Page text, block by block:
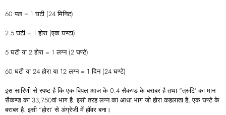
60 पल = 1 घटी (24 मिनिट)
2.5 घटी = 1 होरा (एक घण्टा)
5 घटी या 2 होरा = 1 लग्न (2 घण्टे)
60 घटी या 24 होरा या 12 लग्न = 1 दिन (24 घण्टे)
इस सारिणी से स्पष्ट है कि एक विपल आज के 0.4 सैकण्ड के बराबर है तथा “त्रुटि’ का मान
सैकण्ड का 33,750वां भाग है. इसी तरह लग्न का आधा भाग जो होरा कहलाता है, एक घण्टे के
बराबर है. इसी “होरा’ से अंग्रेजी में हॉवर बना।